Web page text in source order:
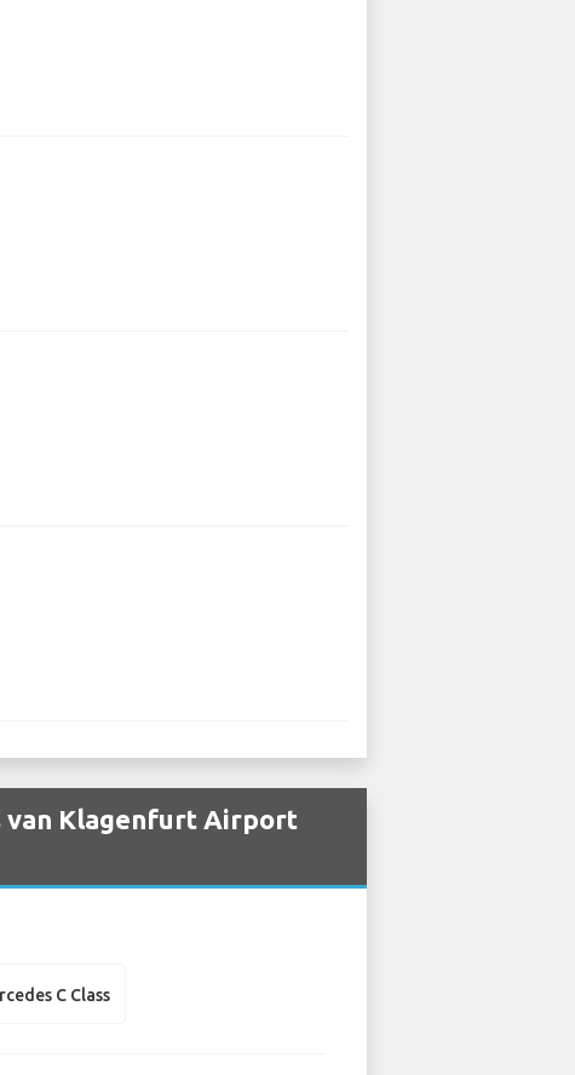
van Klagenfurt Airport
C Class